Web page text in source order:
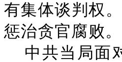
有集体谈判权
惩治贪官腐败。
中共当局面